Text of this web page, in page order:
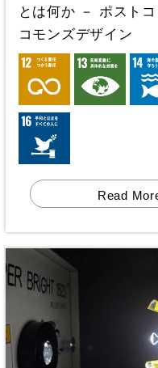
とは何か － ポスト
コモンズデザイン
Read